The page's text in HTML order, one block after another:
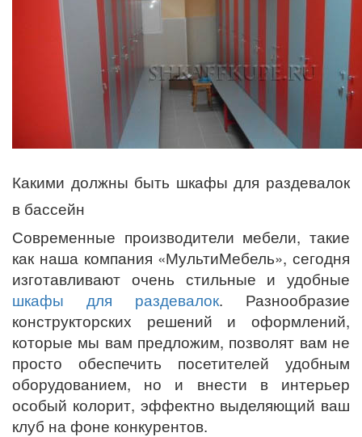
Какими должны быть шкафы для раздевалок
в бассейн
Современные производители мебели, такие
как наша компания «МультиМебель», сегодня
изготавливают очень стильные и удобные
шкафы для раздевалок. Разнообразие
конструкторских решений и оформлений,
которые мы вам предложим, позволят вам не
просто обеспечить посетителей удобным
оборудованием, но и внести в интерьер
особый колорит, эффектно выделяющий ваш
клуб на фоне конкурентов.